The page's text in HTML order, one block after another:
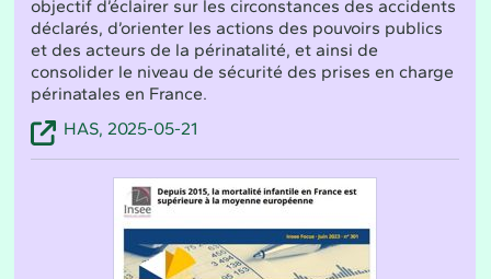
objectif d’éclairer sur les circonstances des accidents
déclarés, d’orienter les actions des pouvoirs publics
et des acteurs de la périnatalité, et ainsi de
consolider le niveau de sécurité des prises en charge
périnatales en France.
HAS, 2025-05-21